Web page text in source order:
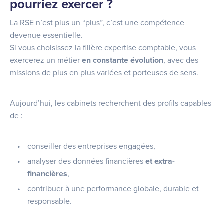
pourriez exercer ?
La RSE n’est plus un “plus”, c’est une compétence
devenue essentielle.
Si vous choisissez la filière expertise comptable, vous
exercerez un métier en constante évolution, avec des
missions de plus en plus variées et porteuses de sens.
Aujourd’hui, les cabinets recherchent des profils capables
de :
conseiller des entreprises engagées,
analyser des données financières et extra-
financières,
contribuer à une performance globale, durable et
responsable.